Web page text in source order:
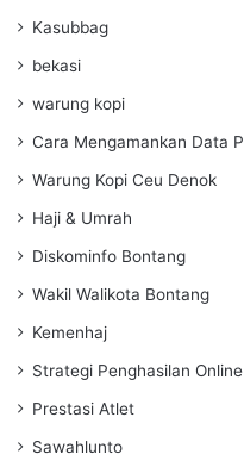
Kasubbag
bekasi
warung kopi
Cara Mengamankan Data
Warung Kopi Ceu Denok
Haji & Umrah
Diskominfo Bontang
Wakil Walikota Bontang
Kemenhaj
Strategi Penghasilan Online
Prestasi Atlet
Sawahlunto